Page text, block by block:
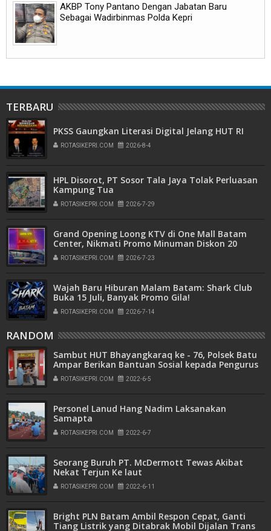
AKBP Tony Pantano Dengan Jabatan Baru
Sebagai Wadirbinmas Polda Kepri
TERBARU
PKSS Gaungkan Literasi Digital Jelang HUT RI
ROTASIKEPRI.COM 2026-8-4
HPL Disorot, PT Sosor Tala Jaya Tolak Perluasan
Kampung Tua
ROTASIKEPRI.COM 2026-7-29
Grand Opening Loong KTV di One Mall Batam
Center, Nikmati Promo Minuman Diskon 20
Persen
ROTASIKEPRI.COM 2026-7-23
Wajah Baru Hiburan Malam Batam: Shark Club
Buka 15 Juli, Banyak Promo Gila!
ROTASIKEPRI.COM 2026-7-14
RANDOM
Sambut HUT Bhayangkaraq ke - 76, Polsek Batu
Ampar Berikan Bantuan Sosial kepada Pengurus
Panti Asuhan
ROTASIKEPRI.COM 2022-6-5
Personel Lanud Hang Nadim Laksanakan
Samapta
ROTASIKEPRI.COM 2022-6-7
Seorang Buruh PT. McDermott Tewas Akibat
Nekat Terjun Ke laut
ROTASIKEPRI.COM 2022-6-11
Bright PLN Batam Ambil Respon Cepat, Ganti
Tiang Listrik yang Ditabrak Mobil Dijalan Trans